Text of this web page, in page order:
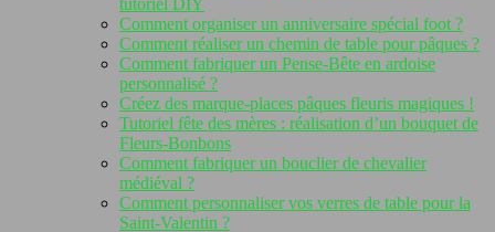
tutoriel DIY
Comment organiser un anniversaire spécial foot ?
Comment réaliser un chemin de table pour pâques ?
Comment fabriquer un Pense-Bête en ardoise
personnalisé ?
Créez des marque-places pâques fleuris magiques !
Tutoriel fête des mères : réalisation d’un bouquet de
Fleurs-Bonbons
Comment fabriquer un bouclier de chevalier
médiéval ?
Comment personnaliser vos verres de table pour la
Saint-Valentin ?